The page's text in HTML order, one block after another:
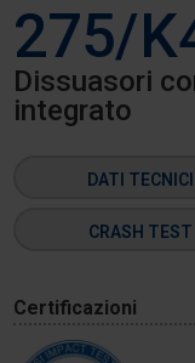
275/
Dissuasori
integrato
DATI TECNICI
CRASH TEST
Certificazioni